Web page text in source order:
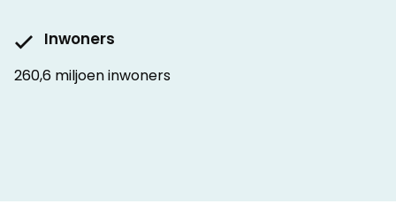
Inwoners
260,6 miljoen inwoners